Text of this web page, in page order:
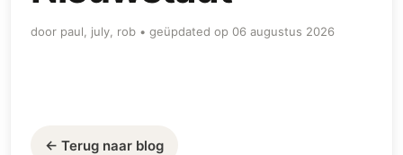
door paul, july, rob • geüpdated op 06 augustus 2026
← Terug naar blog